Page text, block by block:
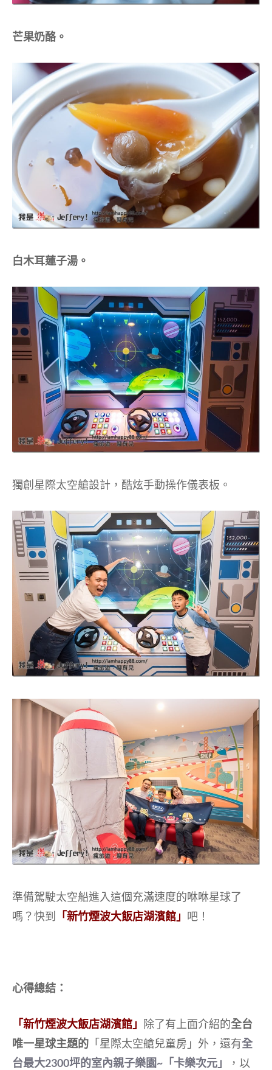
芒果奶酪。
白木耳蓮子湯。
獨創星際太空艙設計，酷炫手動操作儀表板。
準備駕駛太空船進入這個充滿速度的咻咻星球了
嗎？快到
「新竹煙波大飯店湖濱館」 吧！
心得總結：
「新竹煙波大飯店湖濱館」 除了有上面介紹的全台
唯一星球主題的 「星際太空艙兒童房」外，還有全
台最大2300坪的室內親子樂園~「卡樂次元」
，以